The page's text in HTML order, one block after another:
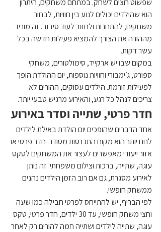
שפשוט רוצים לשחק. במתחם משחקים, היתרון
הוא שהילדים יכולים לנוע בין חוויות, לבחור
משחקים, להתחרות ולחזור לעוד סיבוב. זה מוריד
מההורה את הצורך להמציא פעילות חדשה בכל
עשר דקות.
במקום שבו יש ארקייד, סימולטורים, משחקי
ספורט, ג׳ימבורי וחוויות נוספות, יום ההולדת הופך
לפעילות זורמת. הילדים עסוקים, ההורים לא
צריכים לנהל כל רגע, והאירוע מרגיש טבעי יותר.
חדר פרטי, שתייה וסדר באירוע
אחד הדברים שהופכים יום הולדת באילת לילדים
לנוח יותר הוא מקום התכנסות מסודר. חדר פרטי או
אזור ייעודי מאפשרים לעצור את המשחקים לטקס
עוגה, שתייה, ברכות וצילום משפחתי. זה נותן
לאירוע מסגרת, גם אם רוב הזמן הילדים נהנים
ממשחק חופשי.
לפי הבריף, יש להתייחס לפרטי חבילה כמו שעה
וחצי משחק חופשי, עד 30 ילדים, חדר פרטי, טקס
עוגה, שתייה לילדים ושתייה חמה להורים רק לאחר